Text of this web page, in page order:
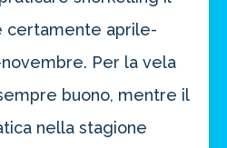
certamente aprile-
Per la vela
buono, mentre il
nella stagione